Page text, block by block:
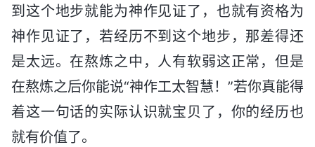
到这个地步就能为神作见证了，也就有资格为
神作见证了，若经历不到这个地步，那差得还
是太远。在熬炼之中，人有软弱这正常，但是
在熬炼之后你能说“神作工太智慧！”若你真能得
着这一句话的实际认识就宝贝了，你的经历也
就有价值了。